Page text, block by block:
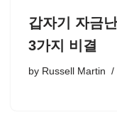
갑자기 자금
3가지 비결
by Russell Martin